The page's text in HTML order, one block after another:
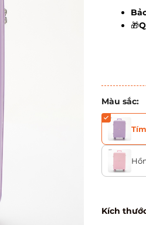
🎁
Màu sắc:
Kích